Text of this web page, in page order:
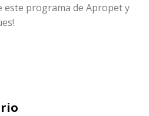
este programa de Apropet y